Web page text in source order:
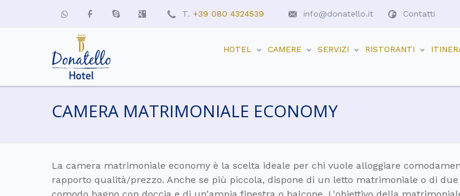
T. +39 080 4324539 info@donatello.it Contatti
HOTEL CAMERE SERVIZI RISTORANTI
CAMERA MATRIMONIALE ECONOMY
La camera matrimoniale economy è la scelta ideale per chi vuole alloggiare
rapporto qualità/prezzo. Anche se più piccola, dispone di un letto matrimoniale o di